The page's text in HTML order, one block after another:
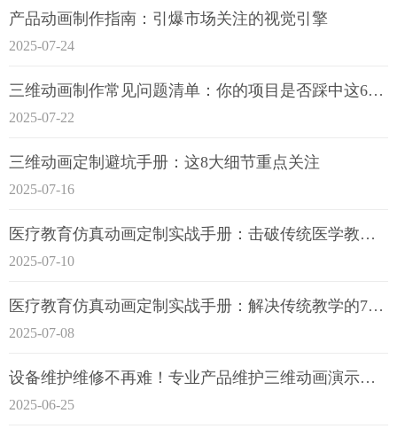
产品动画制作指南：引爆市场关注的视觉引擎
2025-07-24
三维动画制作常见问题清单：你的项目是否踩中这6大技术雷区？
2025-07-22
三维动画定制避坑手册：这8大细节重点关注
2025-07-16
医疗教育仿真动画定制实战手册：击破传统医学教育7大痛点
2025-07-10
医疗教育仿真动画定制实战手册：解决传统教学的7大痛点
2025-07-08
设备维护维修不再难！专业产品维护三维动画演示定制指南
2025-06-25